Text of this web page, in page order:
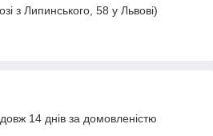
з Липинського, 58 у Львові)
14 днів за домовленістю